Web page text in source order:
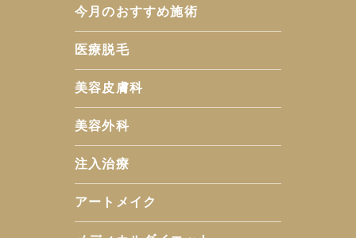
今月のおすすめ施術
医療脱毛
美容皮膚科
美容外科
注入治療
アートメイク